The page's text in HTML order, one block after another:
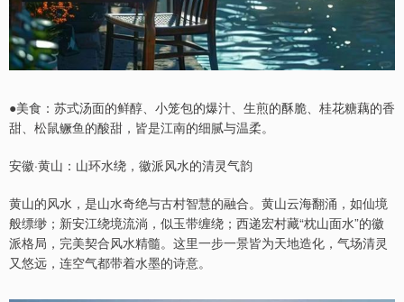
●美食：苏式汤面的鲜醇、小笼包的爆汁、生煎的酥脆、桂花糖藕的香
甜、松鼠鳜鱼的酸甜，皆是江南的细腻与温柔。
安徽·黄山：山环水绕，徽派风水的清灵气韵
黄山的风水，是山水奇绝与古村智慧的融合。黄山云海翻涌，如仙境
般缥缈；新安江绕境流淌，似玉带缠绕；西递宏村藏“枕山面水”的徽
派格局，完美契合风水精髓。这里一步一景皆为天地造化，气场清灵
又悠远，连空气都带着水墨的诗意。